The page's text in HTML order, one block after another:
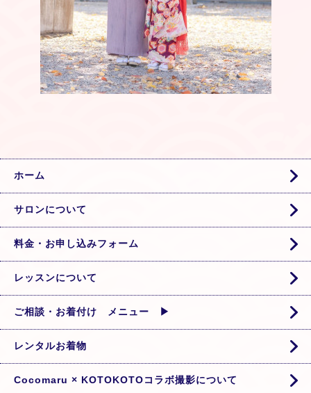
ホーム
サロンについて
料金・お申し込みフォーム
レッスンについて
ご相談・お着付け メニュー ▶
レンタルお着物
Cocomaru × KOTOKOTOコラボ撮影について